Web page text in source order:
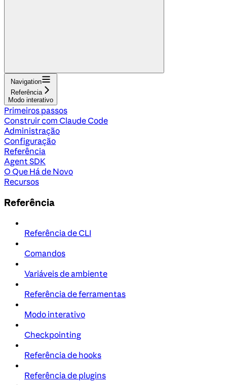
Navigation
Referência
Modo interativo
Primeiros passos
Construir com Claude Code
Administração
Configuração
Referência
Agent SDK
O Que Há de Novo
Recursos
Referência
Referência de CLI
Comandos
Variáveis de ambiente
Referência de ferramentas
Modo interativo
Checkpointing
Referência de hooks
Referência de plugins